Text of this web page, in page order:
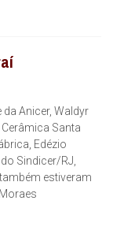
Anicer, Waldyr
Santa
Edézio
Sindicer/RJ,
estiveram